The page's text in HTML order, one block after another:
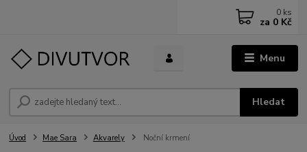
Menu
Hledat
0 ks
za 0 Kč
Úvod Mae Sara Akvarely Noční krmení